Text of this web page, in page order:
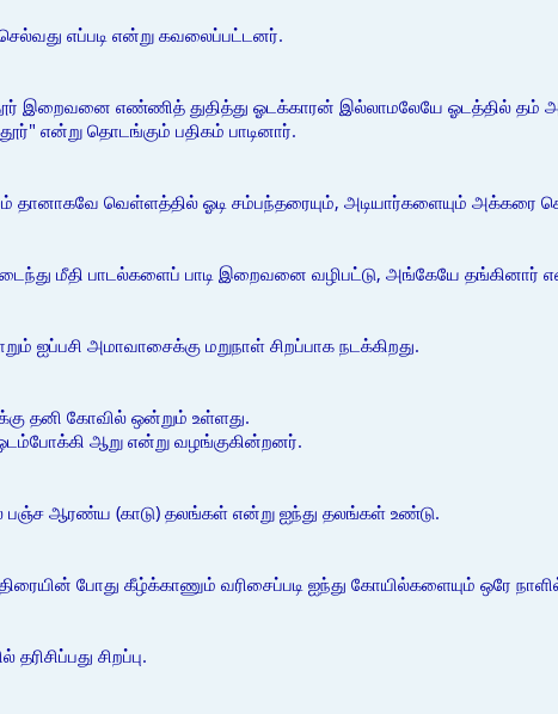
எப்படி என்று கவலைப்பட்டனர்.
இறைவனை எண்ணித் துதித்து ஓடக்காரன் இல்லாமலேயே ஓடத்தில் தம்
என்று தொடங்கும் பதிகம் பாடினார்.
தானாகவே வெள்ளத்தில் ஓடி சம்பந்தரையும், அடியார்களையும் அக்கரை
மீதி பாடல்களைப் பாடி இறைவனை வழிபட்டு, அங்கேயே தங்கினார்
ஐப்பசி அமாவாசைக்கு மறுநாள் சிறப்பாக நடக்கிறது.
தனி கோவில் ஒன்றும் உள்ளது.
ஆறு என்று வழங்குகின்றனர்.
பஞ்ச ஆரண்ய (காடு) தலங்கள் என்று ஐந்து தலங்கள் உண்டு.
போது கீழ்க்காணும் வரிசைப்படி ஐந்து கோயில்களையும் ஒரே நாளில்
சிறப்பு.